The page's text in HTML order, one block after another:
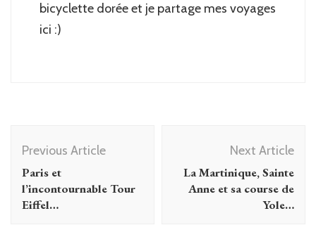
bicyclette dorée et je partage mes voyages
ici :)
Navigation
Previous Article
Paris et
l’incontournable Tour
Eiffel…
Next Article
La Martinique, Sainte
Anne et sa course de
Yole…